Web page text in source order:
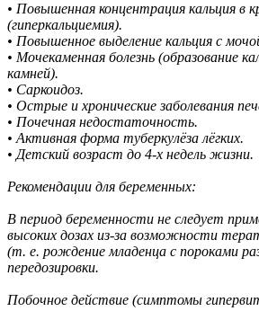
• Повышенная концентрация кальция в
(гиперкальциемия).
• Повышенное выделение кальция с
• Мочекаменная болезнь (образование
камней).
• Саркоидоз.
• Острые и хронические заболевания
• Почечная недостаточность.
• Активная форма туберкулёза лёгких.
• Детский возраст до 4-х недель жизни.
Рекомендации для беременных:
В период беременности не следует
высоких дозах из-за возможности
(т. е. рождение младенца с пороками
передозировки.
Побочное действие (симптомы